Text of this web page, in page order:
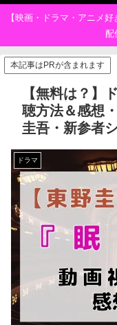
【映画・ドラマ・アニメ
配
本記事はPRが含まれます
【無料は？】
聴方法＆感想
圭吾・新参者
ドラマ